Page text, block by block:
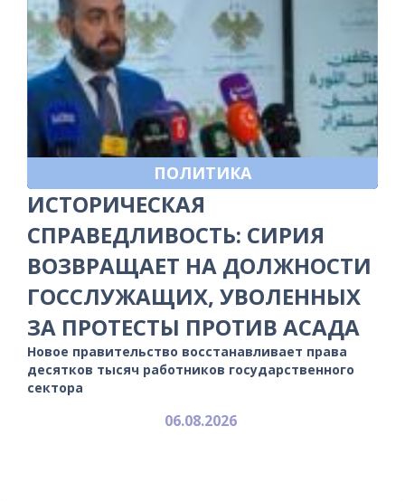
ПОЛИТИКА
ИСТОРИЧЕСКАЯ
СПРАВЕДЛИВОСТЬ: СИРИЯ
ВОЗВРАЩАЕТ НА ДОЛЖНОСТИ
ГОССЛУЖАЩИХ, УВОЛЕННЫХ
ЗА ПРОТЕСТЫ ПРОТИВ АСАДА
Новое правительство восстанавливает права
десятков тысяч работников государственного
сектора
06.08.2026